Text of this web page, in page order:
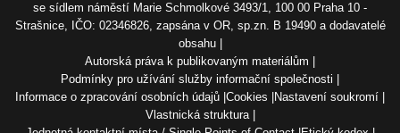
se sídlem náměstí Marie Schmolkové 3493/1, 100 00 Praha 10 -
Strašnice, IČO: 02346826, zapsána v OR, sp.zn. B 19490 a dodavatelé
obsahu
Autorská práva k publikovaným materiálům
Podmínky pro užívání služby informační společnosti
Informace o zpracování osobních údajů Cookies
Nastavení soukromí
Vlastnická struktura